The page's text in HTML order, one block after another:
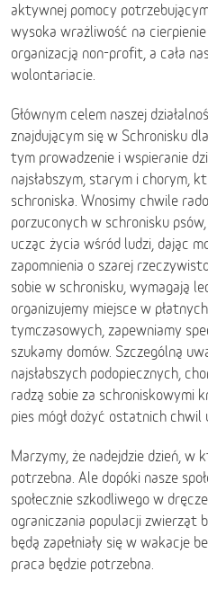
aktywnej pomocy
wysoka wrażliwość na
organizacją non-profit, a cała
wolontariacie.
Głównym celem naszej
znajdującym się w Schronisku
tym prowadzenie i wspieranie
najsłabszym, starym i chorym,
schroniska. Wnosimy chwile
porzuconych w schronisku
ucząc życia wśród ludzi, dając
zapomnienia o szarej
sobie w schronisku, wymagają
organizujemy miejsce w
tymczasowych, zapewniamy
szukamy domów. Szczególną
najsłabszych podopiecznych,
radzą sobie za schroniskowymi
pies mógł dożyć ostatnich chwil
Marzymy, że nadejdzie dzień, w
potrzebna. Ale dopóki nasze
społecznie szkodliwego w
ograniczania populacji zwierząt
będą zapełniały się w wakacje
praca będzie potrzebna.